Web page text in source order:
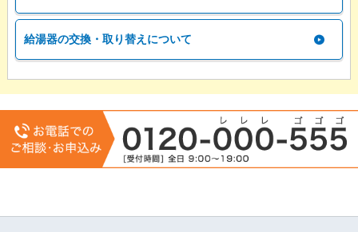
給湯器の交換・取り替えについて